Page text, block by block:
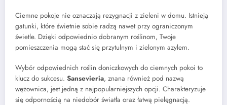
Ciemne pokoje nie oznaczają rezygnacji z zieleni w domu. Istnieją
gatunki, które świetnie sobie radzą nawet przy ograniczonym
świetle. Dzięki odpowiednio dobranym roślinom, Twoje
pomieszczenia mogą stać się przytulnym i zielonym azylem.
Wybór odpowiednich roślin doniczkowych do ciemnych pokoi to
klucz do sukcesu. Sansevieria, znana również pod nazwą
wężownica, jest jedną z najpopularniejszych opcji. Charakteryzuje
się odpornością na niedobór światła oraz łatwą pielęgnacją.